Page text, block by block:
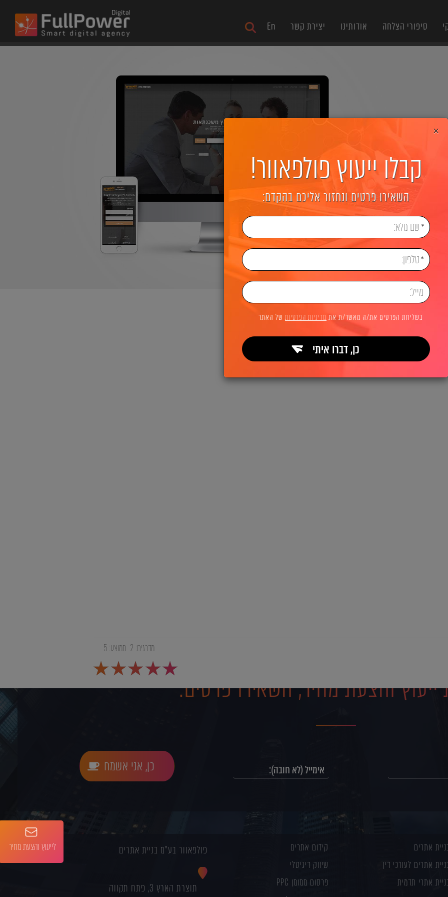
סיפורי הצלחה אודותינו יצירת קשר En
מדרגים: 2 ממוצע:5
והצעת מחיר, השאירו פרטים:
כן, אני אשמח
אתרים
אתרים לעורכי דין
אתרי תדמית
קידום אתרים
שיווק דיגיטלי
פרסום ממומן PPC
פולפאוור בע"מ בניית אתרים
תוצרת הארץ 3, פתח תקווה
לייעוץ והצעת מחיר
×
קבלו ייעוץ פולפאוור!
השאירו פרטים ונחזור אליכם בהקדם:
בשליחת הפרטים את/ה מאשר/ת את מדיניות הפרטיותשל האתר
כן, דברו איתי